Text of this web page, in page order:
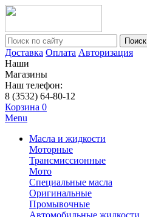
Поиск
Доставка Оплата Авторизация
Наши
Магазины
Наш телефон:
8 (3532) 64-80-12
Корзина 0
Menu
Масла и жидкости
Моторные
Трансмиссионные
Мото
Специальные масла
Оригинальные
Промывочные
Автомобильные жидкости